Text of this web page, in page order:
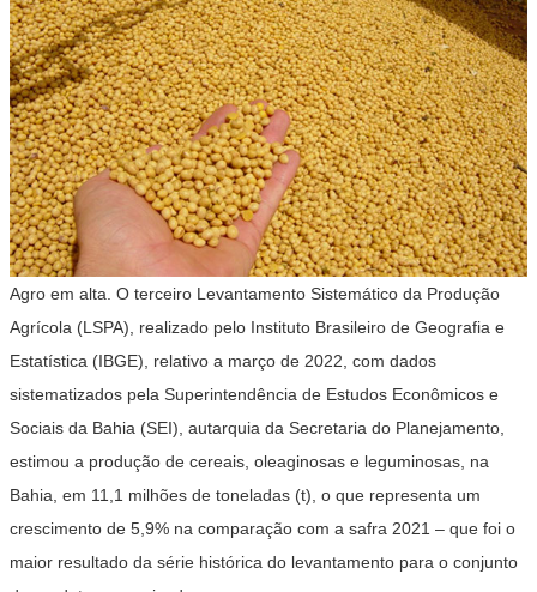
Agro em alta. O terceiro Levantamento Sistemático da Produção
Agrícola (LSPA), realizado pelo Instituto Brasileiro de Geografia e
Estatística (IBGE), relativo a março de 2022, com dados
sistematizados pela Superintendência de Estudos Econômicos e
Sociais da Bahia (SEI), autarquia da Secretaria do Planejamento,
estimou a produção de cereais, oleaginosas e leguminosas, na
Bahia, em 11,1 milhões de toneladas (t), o que representa um
crescimento de 5,9% na comparação com a safra 2021 – que foi o
maior resultado da série histórica do levantamento para o conjunto